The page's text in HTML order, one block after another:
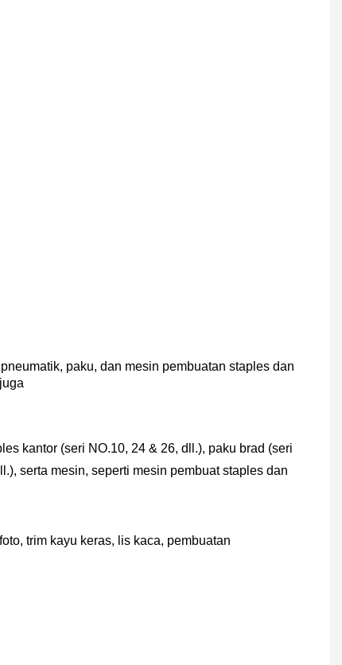
paku, dan mesin pembuatan staples dan
kantor (seri NO.10, 24 & 26, dll.), paku brad (seri
serta mesin, seperti mesin pembuat staples dan
trim kayu keras, lis kaca, pembuatan